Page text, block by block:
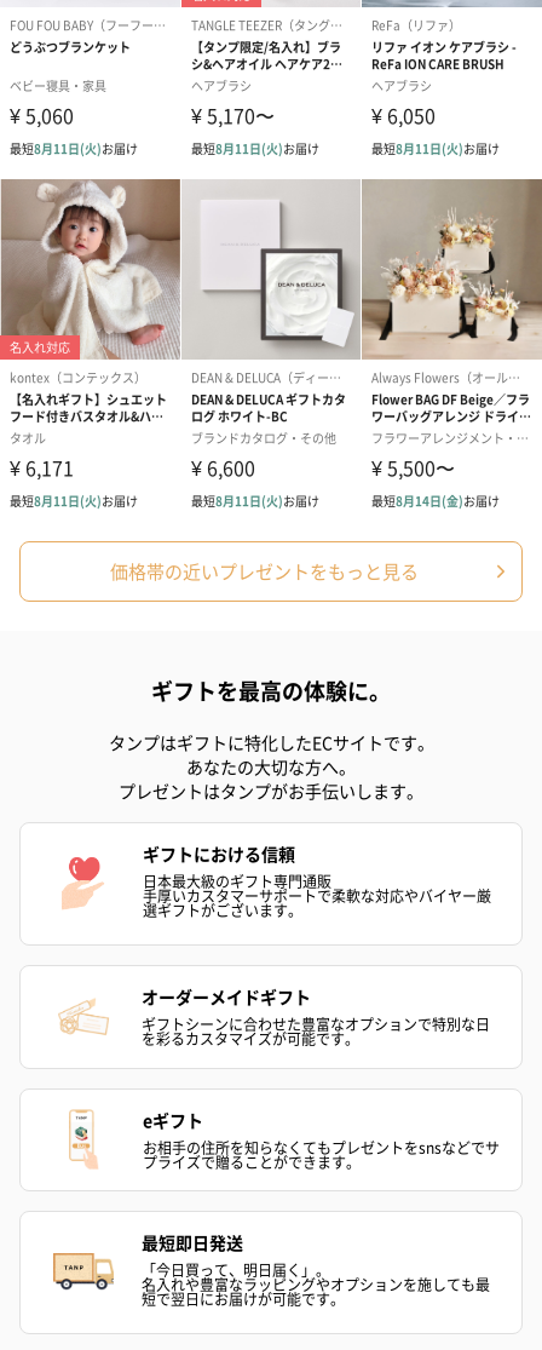
価格帯の近いプレゼントをもっと見る
ギフトを最高の体験に。
タンプはギフトに特化したECサイトです。
あなたの大切な方へ。
プレゼントはタンプがお手伝いします。
ギフトにおける信頼
日本最大級のギフト専門通販
手厚いカスタマーサポートで柔軟な対応やバイヤー厳
選ギフトがございます。
オーダーメイドギフト
ギフトシーンに合わせた豊富なオプションで特別な日
を彩るカスタマイズが可能です。
eギフト
お相手の住所を知らなくてもプレゼントをsnsなどでサ
プライズで贈ることができます。
最短即日発送
「今日買って、明日届く」。
名入れや豊富なラッピングやオプションを施しても最
短で翌日にお届けが可能です。